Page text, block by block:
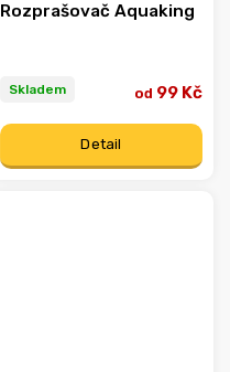
Rozprašovač Aquaking
Skladem od 99 Kč
Detail